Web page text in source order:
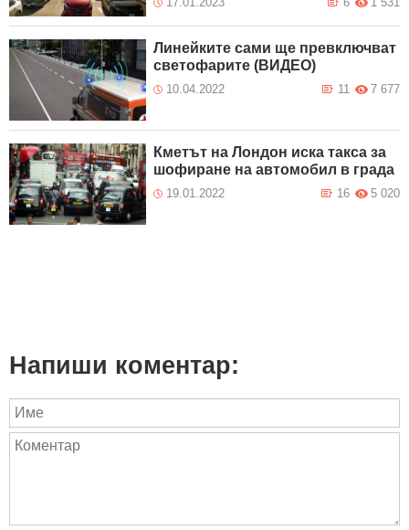
Линейките сами ще превключват
светофарите (ВИДЕО)
10.04.2022 7 677
11
Кметът на Лондон иска такса за
шофиране на автомобил в града
19.01.2022 5 020
16
Напиши коментар: